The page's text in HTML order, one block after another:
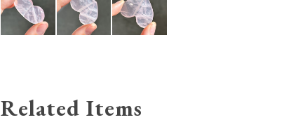
Related Items